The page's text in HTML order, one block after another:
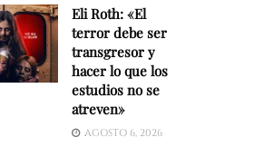
Eli Roth: «El
terror debe ser
transgresor y
hacer lo que los
estudios no se
atreven»
AGOSTO 6, 2026